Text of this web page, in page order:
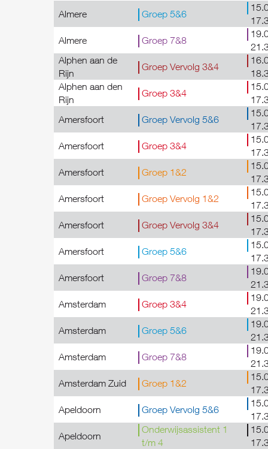
Almere
Groep 5&6
Almere
Groep 7&8
Alphen aan de
Rijn
Groep Vervolg 3&4
Alphen aan den
Rijn
Groep 3&4
Amersfoort
Groep Vervolg 5&6
Amersfoort
Groep 3&4
Amersfoort
Groep 1&2
Amersfoort
Groep Vervolg 1&2
Amersfoort
Groep Vervolg 3&4
Amersfoort
Groep 5&6
Amersfoort
Groep 7&8
Amsterdam
Groep 3&4
Amsterdam
Groep 5&6
Amsterdam
Groep 7&8
Amsterdam Zuid
Groep 1&2
Apeldoorn
Groep Vervolg 5&6
Apeldoorn
Onderwijsassistent 1
t/m 4